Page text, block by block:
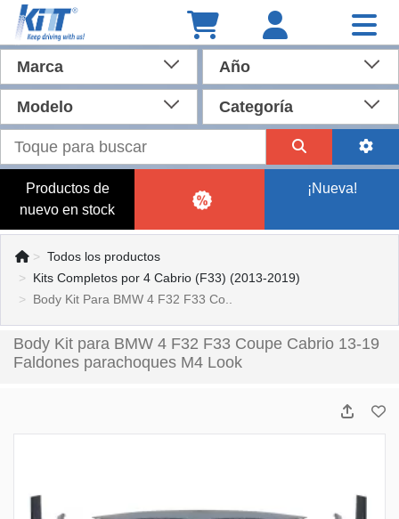
Marca Año
Modelo Categoría
Productos de
nuevo en stock
¡Nueva!
Todos los productos
Kits Completos por 4 Cabrio (F33) (2013-2019)
Body Kit Para BMW 4 F32 F33 Co..
Body Kit para BMW 4 F32 F33 Coupe Cabrio 13-19
Faldones parachoques M4 Look